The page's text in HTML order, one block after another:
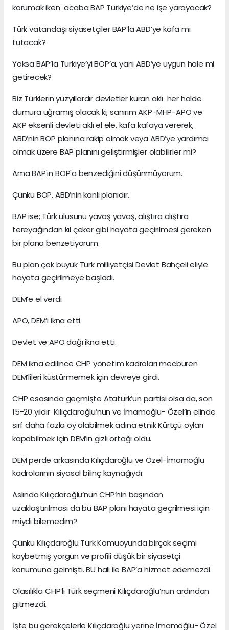
korumak iken acaba BAP Türkiye’de ne işe yarayacak?
Türk vatandaşı siyasetçiler BAP’la ABD’ye kafa mı
tutacak?
Yoksa BAP’la Türkiye’yi BOP’a, yani ABD’ye uygun hale mi
getirecek?
Biz Türklerin yüzyıllardır devletler kuran aklı her halde
dumura uğramış olacak ki, sanırım AKP-MHP-APO ve
AKP eksenli devleti aklı el ele, kafa kafaya vererek,
ABD’nin BOP planına rakip olmak veya ABD’ye yardımcı
olmak üzere BAP planını geliştirmişler olabilirler mi?
Ama BAP'ın BOP'a benzediğini düşünmüyorum.
Çünkü BOP, ABD’nin kanlı planıdır.
BAP ise; Türk ulusunu yavaş yavaş, alıştıra alıştıra
tereyağından kıl çeker gibi hayata geçirilmesi gereken
bir plana benzetiyorum.
Bu plan çok büyük Türk milliyetçisi Devlet Bahçeli eliyle
hayata geçirilmeye başladı.
DEM’e el verdi.
APO, DEM’i ikna etti.
Devlet ve APO dağı ikna etti.
DEM ikna edilince CHP yönetim kadroları mecburen
DEM’lileri küstürmemek için devreye girdi.
CHP esasında geçmişte Atatürk’ün partisi olsa da, son
15-20 yıldır Kılıçdaroğlu’nun ve İmamoğlu- Özel’in elinde
sırf daha fazla oy alabilmek adına etnik Kürtçü oyları
kapabilmek için DEM’in gizli ortağı oldu.
DEM perde arkasında Kılıçdaroğlu ve Özel-İmamoğlu
kadrolarının siyasal bilinç kaynağıydı.
Aslında Kılıçdaroğlu’nun CHP’nin başından
uzaklaştırılması da bu BAP planı hayata geçrilmesi için
miydi bilemedim?
Çünkü Kılıçdaroğlu Türk Kamuoyunda birçok seçimi
kaybetmiş yorgun ve profili düşük bir siyasetçi
konumuna gelmişti. BU hali ile BAP’a hizmet edemezdi.
Olasılıkla CHP’li Türk seçmeni Kılıçdaroğlu’nun ardından
gitmezdi.
İşte bu gerekçelerle Kılıçdaroğlu yerine İmamoğlu- Özel